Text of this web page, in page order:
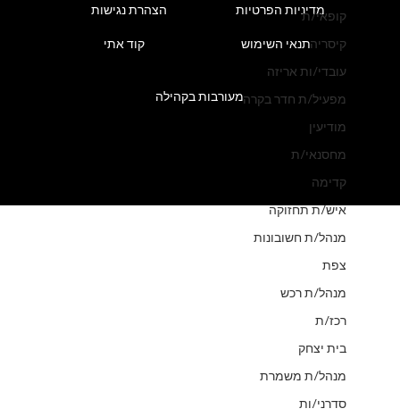
קופאי/ת
קיסריה
עובדי/ות אריזה
מפעיל/ת חדר בקרה
מודיעין
מחסנאי/ת
קדימה
איש/ת תחזוקה
מנהל/ת חשובונות
צפת
מנהל/ת רכש
רכז/ת
בית יצחק
מנהל/ת משמרת
סדרני/ות
הצהרת נגישות מדיניות הפרטיות
קוד אתי תנאי השימוש
מעורבות בקהילה